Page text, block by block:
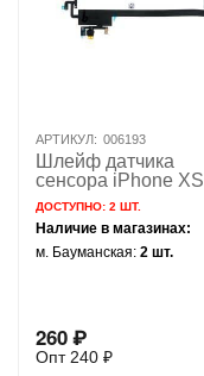
АРТИКУЛ: 006193
Шлейф датчика
сенсора iPhone XS
Max / 821-01416
ДОСТУПНО:2 ШТ.
Наличие в магазинах:
м. Бауманская:2 шт.
260₽
Опт 240 ₽